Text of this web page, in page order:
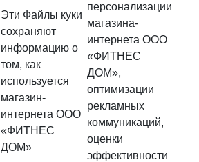
Эти Файлы куки
сохраняют
информацию о
том, как
используется
магазин-
интернета ООО
«ФИТНЕС
ДОМ»
персонализации
магазина-
интернета ООО
«ФИТНЕС
ДОМ»,
оптимизации
рекламных
коммуникаций,
оценки
эффективности